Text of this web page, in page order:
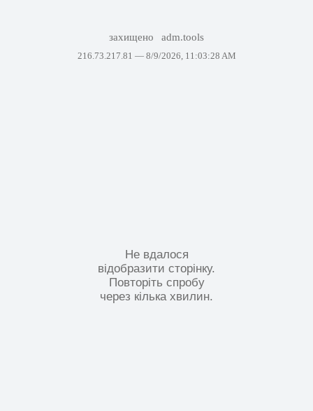
захищено adm.tools
216.73.217.81 — 8/9/2026, 11:03:28 AM
Не вдалося
відобразити сторінку.
Повторіть спробу
через кілька хвилин.